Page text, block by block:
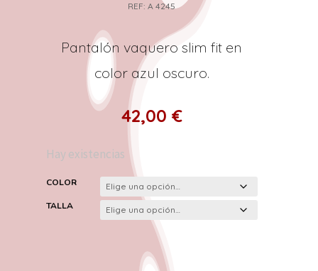
REF: A 4245
Pantalón vaquero slim fit en
color azul oscuro.
42,00 €
Hay existencias
COLOR
TALLA